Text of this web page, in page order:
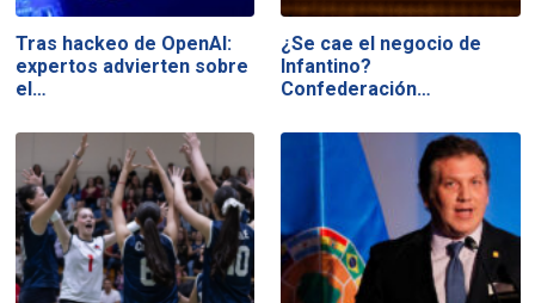
Tras hackeo de OpenAI:
expertos advierten sobre
el…
¿Se cae el negocio de
Infantino?
Confederación…